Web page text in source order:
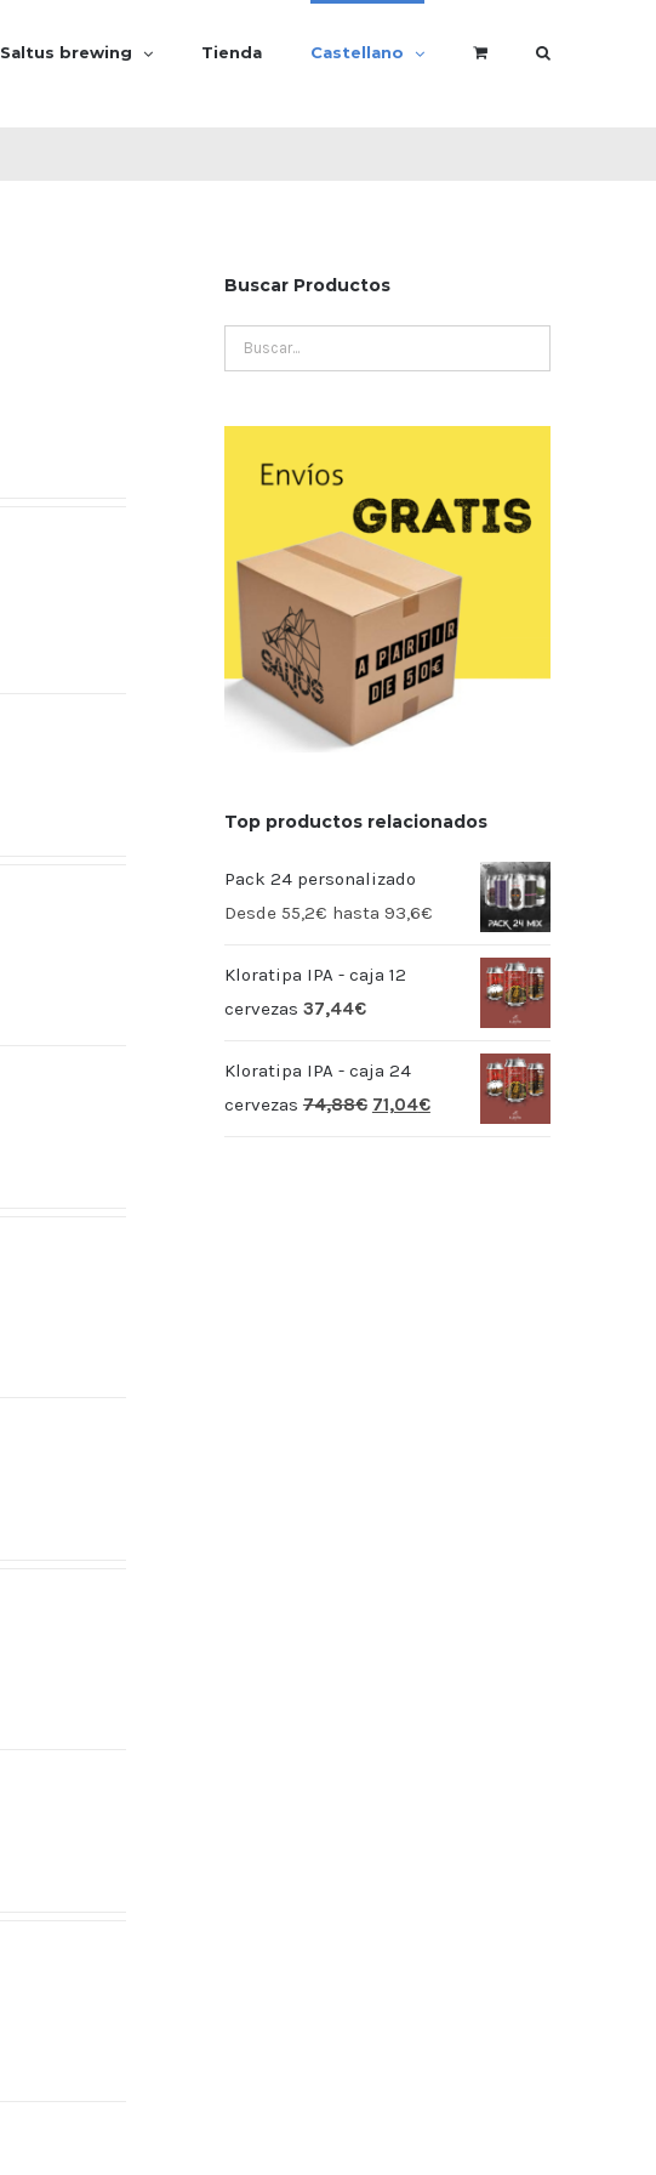
Saltus brewing Tienda Castellano
Buscar Productos
Top productos relacionados
Pack 24 personalizado
Desde 55,2€ hasta 93,6€
Kloratipa IPA - caja 12
cervezas 37,44€
Kloratipa IPA - caja 24
cervezas 74,88€ 71,04€